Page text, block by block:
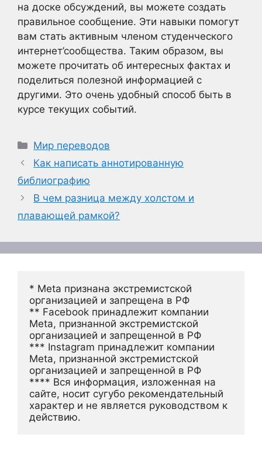
на доске обсуждений, вы можете создать
правильное сообщение. Эти навыки помогут
вам стать активным членом студенческого
интернет’сообщества. Таким образом, вы
можете прочитать об интересных фактах и
поделиться полезной информацией с
другими. Это очень удобный способ быть в
курсе текущих событий.
Рубрики
Мир переводов
Как написать аннотированную
библиографию
В чем разница между холстом и
плавающей рамкой?
* Meta признана экстремистской
организацией и запрещена в РФ
** Facebook принадлежит компании
Meta, признанной экстремистской
организацией и запрещенной в РФ
*** Instagram принадлежит компании
Meta, признанной экстремистской
организацией и запрещенной в РФ
**** Вся информация, изложенная на
сайте, носит сугубо рекомендательный
характер и не является руководством к
действию.